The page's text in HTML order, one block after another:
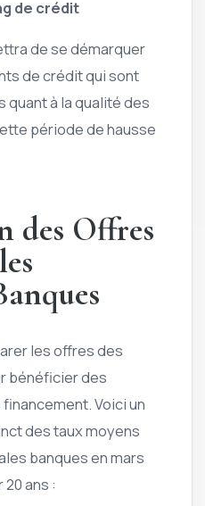
de crédit
de se démarquer
de crédit qui sont
à la qualité des
période de hausse
des Offres
les offres des
bénéficier des
Voici un
des taux moyens
banques en mars
ans :